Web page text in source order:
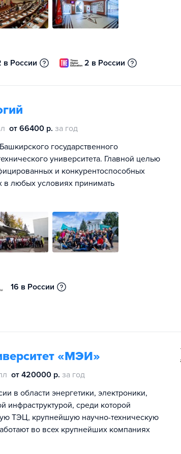
в России 2 в России
от 66400 р. за год
государственного
университета. Главной целью
и конкурентоспособных
любых условиях принимать
16 в России
«МЭИ»
от 420000 р. за год
в области энергетики, электроники,
инфраструктурой, среди которой
ТЭЦ, крупнейшую научно-техническую
во всех крупнейших компаниях